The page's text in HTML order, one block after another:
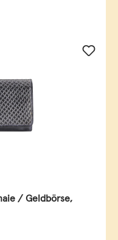
/ Geldbörse,